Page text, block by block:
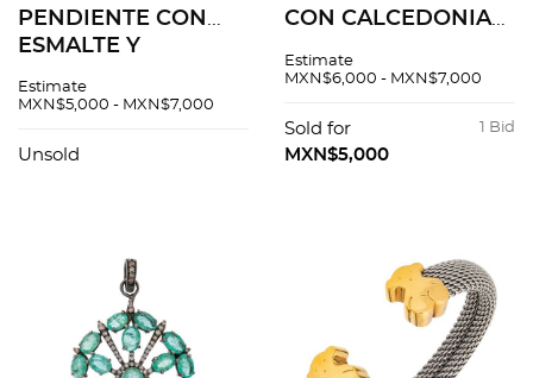
PENDIENTE CON
ESMALTE Y
AMARILLO DE 9K Y
4.4 g
Estimate
MXN$5,000 - MXN$7,000
Unsold
CON CALCEDONIAS
PLATA DORADA.
rectangular y gota:
8.8 x 11.0 - 10.0 x 39.0
Estimate
MXN$6,000 - MXN$7,000
1 Bid
Sold for
MXN$5,000